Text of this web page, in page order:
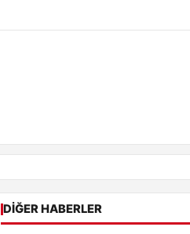
DIĞER HABERLER